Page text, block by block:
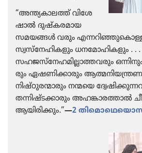
“അന്ത്യകാ​ലത്ത്‌ വിശേ​
ഷാൽ ദുഷ്‌ക​ര​മായ
സമയങ്ങൾ വരും
സ്വസ്‌നേ​ഹി​ക​ളും ധനമോ​ഹി​ക​ളും . .
സഹജസ്‌നേ​ഹ​മി​ല്ലാ​ത്ത​വ​രും
രും ഏഷണി​ക്കാ​രും
നിഷ്‌ഠു​ര​ന്മാ​രും നന്മയെ
തന്നിഷ്ട​ക്കാ​രും അഹങ്കാ​ര​ത്താൽ
ആയിരി​ക്കും.”—2 തിമൊ​ഥെ​യൊസ്‌